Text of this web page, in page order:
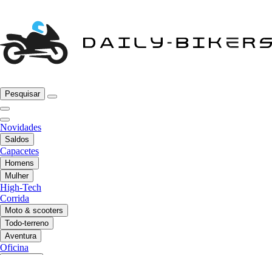
Pesquisar
Novidades
Saldos
Capacetes
Homens
Mulher
High-Tech
Corrida
Moto & scooters
Todo-terreno
Aventura
Oficina